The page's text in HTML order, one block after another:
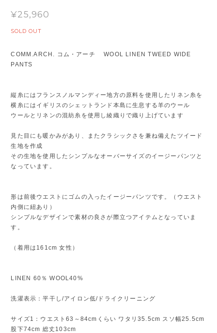
¥25,960
SOLD OUT
COMM.ARCH. コム・アーチ WOOL LINEN TWEED WIDE
PANTS
縦糸にはフランスノルマンディー地方の原料を使用したリネン糸を
横糸にはイギリスのシェットランド本島に生息する羊のウール
ウールとリネンの混紡糸を使用し綾織りで織り上げています
見た目にも暖かみがあり、またクラシックさを兼ね備えたツイード
生地を作成
その生地を使用したシンプルなオーバーサイズのイージーパンツと
なっています。
形は前後ウエストにゴムの入ったイージーパンツです。（ウエスト
内側に紐あり）
シンプルなデザインで素材の良さが際立つアイテムとなっていま
す。
（着用は161cm 女性）
LINEN 60％ WOOL40%
洗濯表示：平干し/アイロン低/ドライクリーニング
サイズ1：ウエスト63～84cmくらい ワタリ35.5cm スソ幅25.5cm
股下74cm 総丈103cm